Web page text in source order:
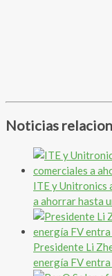
Noticias
ITE y Unitronics
a ahorrar hasta
Presidente Li
energía FV